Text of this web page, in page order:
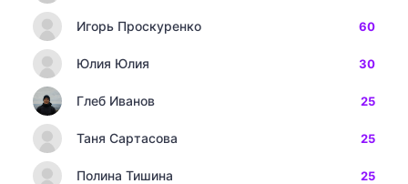
Игорь Проскуренко 60
Юлия Юлия 30
Глеб Иванов 25
Таня Сартасова 25
Полина Тишина 25